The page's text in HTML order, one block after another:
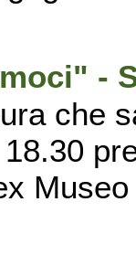
-
che